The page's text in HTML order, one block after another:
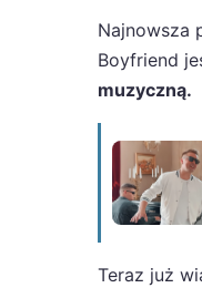
Najnowsza
Boyfriend
muzyczną.
Teraz już